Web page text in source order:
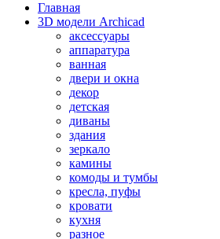
Главная
3D модели Archicad
аксессуары
аппаратура
ванная
двери и окна
декор
детская
диваны
здания
зеркало
камины
комоды и тумбы
кресла, пуфы
кровати
кухня
разное